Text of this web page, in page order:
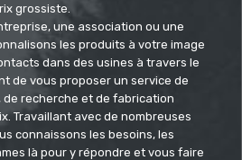
grossiste.
une association ou une
les produits à votre image
dans des usines à travers le
de vous proposer un service de
recherche et de fabrication
Travaillant avec de nombreuses
connaissons les besoins, les
là pour y répondre et vous faire